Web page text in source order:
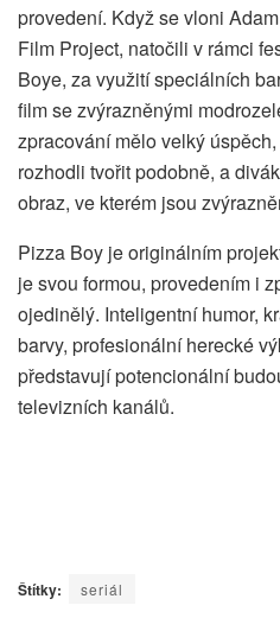
provedení. Když se vloni
Film Project, natočili v rámci
Boye, za využití speciálních
film se zvýrazněnými
zpracování mělo velký
rozhodli tvořit podobně, a
obraz, ve kterém jsou
Pizza Boy je originálním
je svou formou, provedením i
ojedinělý. Inteligentní humor,
barvy, profesionální herecké
představují potencionální
televizních kanálů.
Štítky: seriál